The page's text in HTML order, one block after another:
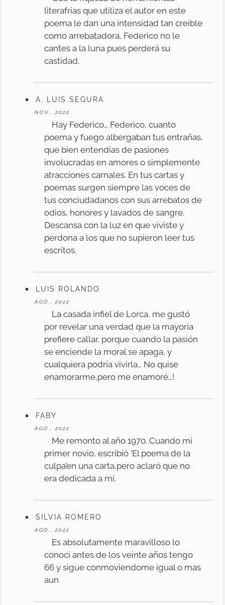
literafrias que utiliza el autor en este
poema le dan una intensidad tan creíble
como arrebatadora, Federico no le
cantes a la luna pues perderá su
castidad.
A. LUIS SEGURA
NOV., 2022
Hay Federico… Federico, cuanto
poema y fuego albergaban tus entrañas,
que bien entendías de pasiones
involucradas en amores o simplemente
atracciones carnales. En tus cartas y
poemas surgen siempre las voces de
tus conciudadanos con sus arrebatos de
odios, honores y lavados de sangre.
Descansa con la luz en que viviste y
perdona a los que no supieron leer tus
escritos.
LUIS ROLANDO
AGO., 2022
La casada infiel de Lorca, me gustó
por revelar una verdad que la mayoría
prefiere callar, porque cuando la pasión
se enciende la moral se apaga, y
cualquiera podría vivirla… No quise
enamorarme,pero me enamoré…!
FABY
AGO., 2022
Me remonto al año 1970. Cuando mi
primer novio, escribió ‘El poema de la
culpa’en una carta,pero aclaró que no
era dedicada a mí.
SILVIA ROMERO
AGO., 2022
Es absolutamente maravilloso lo
conoci antes de los veinte años tengo
66 y sigue conmoviendome igual o mas
aun